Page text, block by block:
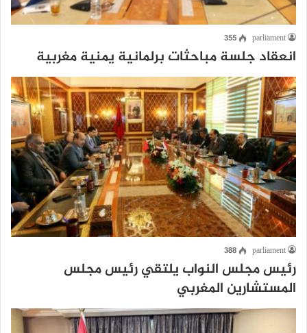
parliament
355
انعقاد جلسة مباحثات برلمانية يمنية مغربية
parliament
388
رئيس مجلس النواب يلتقي رئيس مجلس
المستشارين المغربي